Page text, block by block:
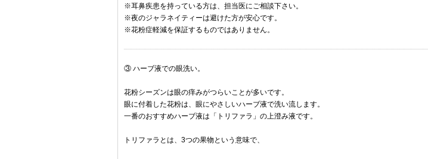
※耳鼻疾患を持っている方は、担当医にご相談下さい。
※夜のジャラネイティーは避けた方が安心です。
※花粉症軽減を保証するものではありません。
③ ハーブ液での眼洗い。
花粉シーズンは眼の痒みがつらいことが多いです。
眼に付着した花粉は、眼にやさしいハーブ液で洗い流します。
一番のおすすめハーブ液は「トリファラ」の上澄み液です。
トリファラとは、3つの果物という意味で、